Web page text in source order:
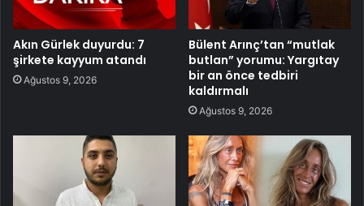
Akın Gürlek duyurdu: 7
şirkete kayyum atandı
Ağustos 9, 2026
Bülent Arınç’tan “mutlak
butlan” yorumu: Yargıtay
bir an önce tedbiri
kaldırmalı
Ağustos 9, 2026